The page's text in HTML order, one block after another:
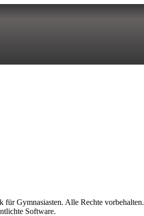
Gymnasiasten. Alle Rechte vorbehalten.
Software.